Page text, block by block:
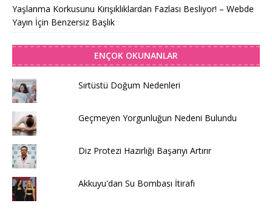
Yaşlanma Korkusunu Kırışıklıklardan Fazlası Besliyor! – Webde
Yayın İçin Benzersiz Başlık
ENÇOK OKUNANLAR
Sırtüstü Doğum Nedenleri
Geçmeyen Yorgunluğun Nedeni Bulundu
Diz Protezi Hazırlığı Başarıyı Artırır
Akkuyu'dan Su Bombası İtirafı